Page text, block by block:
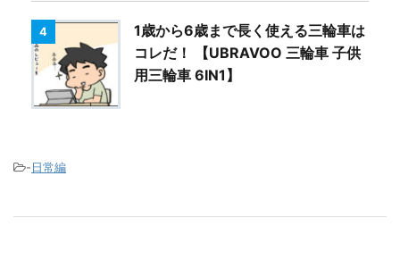
4
1歳から6歳まで長く使える三輪車は
コレだ！ 【UBRAVOO 三輪車 子供
用三輪車 6IN1】
-日常編